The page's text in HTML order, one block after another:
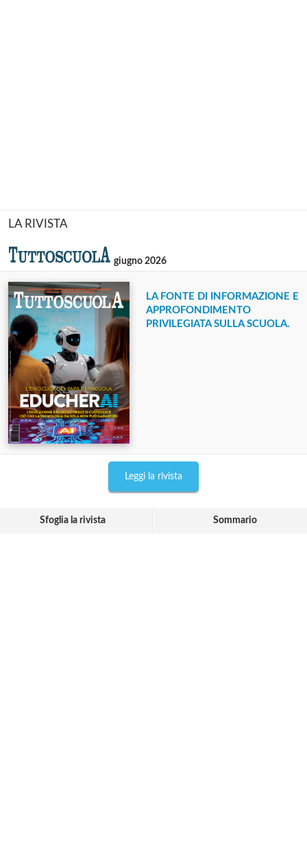
LA RIVISTA
giugno 2026
LA FONTE DI INFORMAZIONE E
APPROFONDIMENTO
PRIVILEGIATA SULLA SCUOLA.
Leggi la rivista
Sfoglia la rivista Sommario